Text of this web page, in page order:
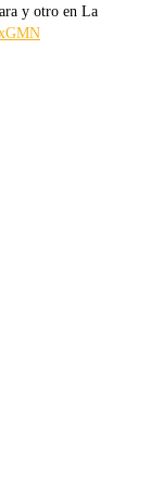
y otro en La